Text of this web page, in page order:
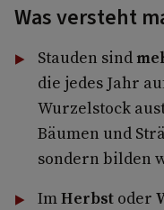
Was versteht
Stauden sind
die jedes Jahr
Wurzelstock
Bäumen und
sondern bilden
ImHerbstoder